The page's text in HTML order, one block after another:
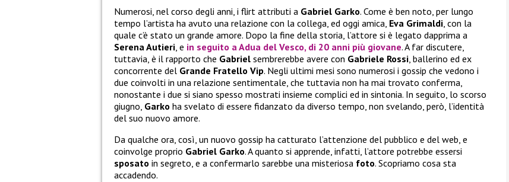
Numerosi, nel corso degli anni, i flirt attributi a Gabriel Garko. Come è ben noto, per lungo
tempo l’artista ha avuto una relazione con la collega, ed oggi amica, Eva Grimaldi, con la
quale c’è stato un grande amore. Dopo la fine della storia, l’attore si è legato dapprima a
Serena Autieri, e in seguito aAdua del Vesco, di 20 anni più giovane. A far discutere,
tuttavia, è il rapporto che Gabriel sembrerebbe avere con Gabriele Rossi, ballerino ed ex
concorrente del Grande Fratello Vip. Negli ultimi mesi sono numerosi i gossip che vedono i
due coinvolti in una relazione sentimentale, che tuttavia non ha mai trovato conferma,
nonostante i due si siano spesso mostrati insieme complici ed in sintonia. In seguito, lo scorso
giugno, Garko ha svelato di essere fidanzato da diverso tempo, non svelando, però, l’identità
del suo nuovo amore.
Da qualche ora, così, un nuovo gossip ha catturato l’attenzione del pubblico e del web, e
coinvolge proprio Gabriel Garko. A quanto si apprende, infatti, l’attore potrebbe essersi
sposato in segreto, e a confermarlo sarebbe una misteriosa foto. Scopriamo cosa sta
accadendo.